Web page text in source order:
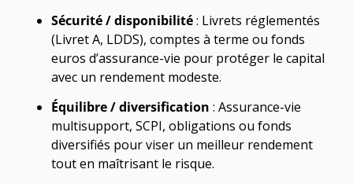
Sécurité / disponibilité: Livrets réglementés
(Livret A, LDDS), comptes à terme ou fonds
euros d’assurance-vie pour protéger le capital
avec un rendement modeste.
Équilibre / diversification : Assurance-vie
multisupport, SCPI, obligations ou fonds
diversifiés pour viser un meilleur rendement
tout en maîtrisant le risque.